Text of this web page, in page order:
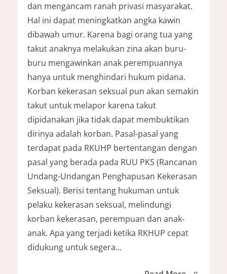
dan mengancam ranah privasi masyarakat.
Hal ini dapat meningkatkan angka kawin
dibawah umur. Karena bagi orang tua yang
takut anaknya melakukan zina akan buru-
buru mengawinkan anak perempuannya
hanya untuk menghindari hukum pidana.
Korban kekerasan seksual pun akan semakin
takut untuk melapor karena takut
dipidanakan jika tidak dapat membuktikan
dirinya adalah korban. Pasal-pasal yang
terdapat pada RKUHP bertentangan dengan
pasal yang berada pada RUU PKS (Rancanan
Undang-Undangan Penghapusan Kekerasan
Seksual). Berisi tentang hukuman untuk
pelaku kekerasan seksual, melindungi
korban kekerasan, perempuan dan anak-
anak. Apa yang terjadi ketika RKHUP cepat
didukung untuk segera...